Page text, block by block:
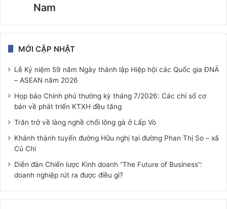
Nam
MỚI CẬP NHẬT
Lễ Kỷ niệm 59 năm Ngày thành lập Hiệp hội các Quốc gia ĐNÁ
– ASEAN năm 2026
Họp báo Chính phủ thường kỳ tháng 7/2026: Các chỉ số cơ
bản về phát triển KTXH đều tăng
Trăn trở về làng nghề chổi lông gà ở Lấp Vò
Khánh thành tuyến đường Hữu nghị tại đường Phan Thị So – xã
Củ Chi
Diễn đàn Chiến lược Kinh doanh “The Future of Business”:
doanh nghiệp rút ra được điều gì?